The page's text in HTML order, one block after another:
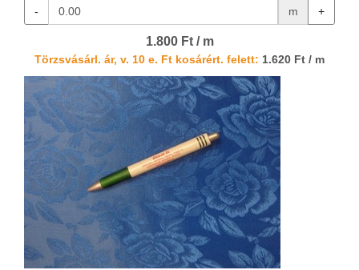
- m +
1.800 Ft / m
Törzsvásárl. ár, v. 10 e. Ft kosárért. felett: 1.620 Ft / m